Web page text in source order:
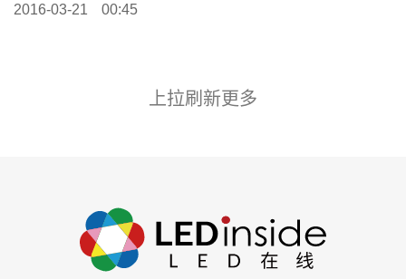
2016-03-21 00:45
上拉刷新更多